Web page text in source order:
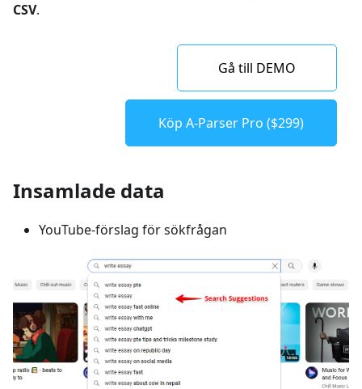
CSV.
Gå till DEMO
Köp A-Parser Pro ($299)
Insamlade data
YouTube-förslag för sökfrågan